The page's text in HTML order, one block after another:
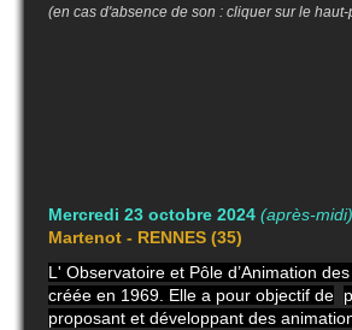
(en cas d'absence de son : cliquer sur le
Mercredi 23 octobre 2024 (après-midi)
Martenot - RENNES (35)
L' Observatoire et Pôle d’Animation
créée en 1969. Elle a pour objectif de
proposant et développant des